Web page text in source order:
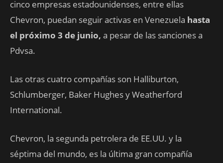
cinco empresas estadounidenses, entre ellas
Chevron, puedan seguir activas en Venezuela hasta
el próximo 3 de junio, a pesar de las sanciones a
Pdvsa.
Las otras cuatro compañías son Halliburton,
Schlumberger, Baker Hughes y Weatherford
International.
Chevron, la segunda petrolera de EE.UU. y la
séptima del mundo, es la última gran compañía